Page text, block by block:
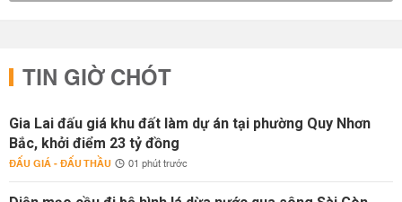
TIN GIỜ CHÓT
Gia Lai đấu giá khu đất làm dự án tại phường Quy Nhơn
Bắc, khởi điểm 23 tỷ đồng
ĐẤU GIÁ - ĐẤU THẦU 01 phút trước